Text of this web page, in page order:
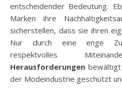
entscheidender Bedeutung.
Marken ihre
sicherstellen, dass sie ihren
Nur durch eine enge
respektvolles
Herausforderungen
der Modeindustrie geschützt